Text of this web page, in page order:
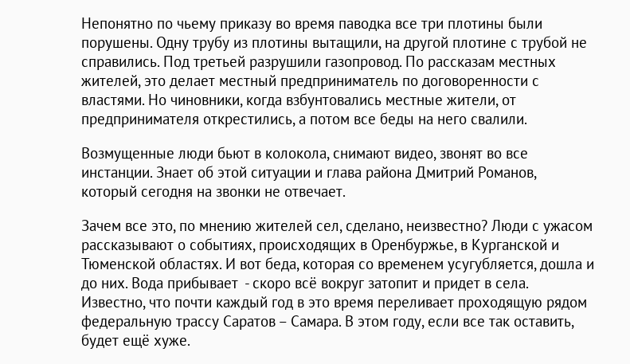
Непонятно по чьему приказу во время паводка все три плотины были
порушены. Одну трубу из плотины вытащили, на другой плотине с трубой не
справились. Под третьей разрушили газопровод. По рассказам местных
жителей, это делает местный предприниматель по договоренности с
властями. Но чиновники, когда взбунтовались местные жители, от
предпринимателя открестились, а потом все беды на него свалили.
Возмущенные люди бьют в колокола, снимают видео, звонят во все
инстанции. Знает об этой ситуации и глава района Дмитрий Романов,
который сегодня на звонки не отвечает.
Зачем все это, по мнению жителей сел, сделано, неизвестно? Люди с ужасом
рассказывают о событиях, происходящих в Оренбуржье, в Курганской и
Тюменской областях. И вот беда, которая со временем усугубляется, дошла и
до них. Вода прибывает - скоро всё вокруг затопит и придет в села.
Известно, что почти каждый год в это время переливает проходящую рядом
федеральную трассу Саратов – Самара. В этом году, если все так оставить,
будет ещё хуже.